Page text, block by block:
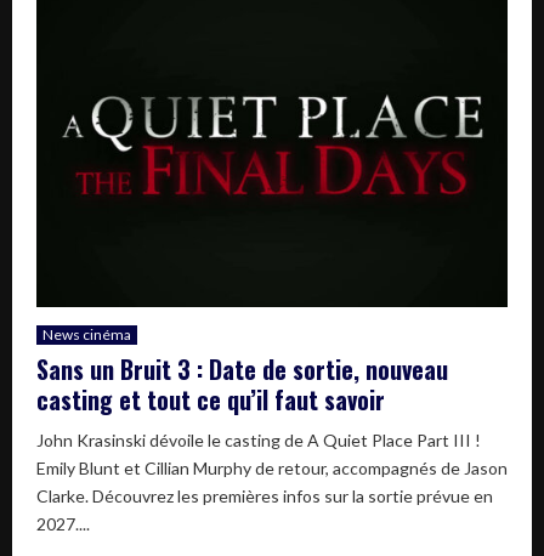
News cinéma
Sans un Bruit 3 : Date de sortie, nouveau
casting et tout ce qu’il faut savoir
John Krasinski dévoile le casting de A Quiet Place Part III !
Emily Blunt et Cillian Murphy de retour, accompagnés de Jason
Clarke. Découvrez les premières infos sur la sortie prévue en
2027....